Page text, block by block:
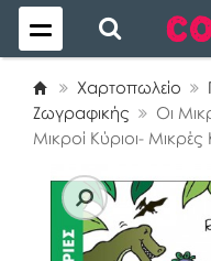
Χαρτοπωλείο
Ζωγραφικής
Οι
Μικροί Κύριοι-